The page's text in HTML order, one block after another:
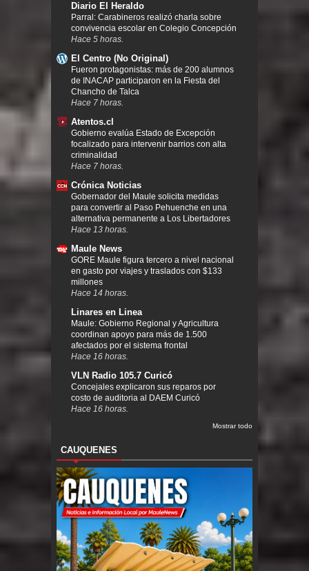
Diario El Heraldo
Parral: Carabineros realizó charla sobre
convivencia escolar en Colegio Concepción
Hace 5 horas.
El Centro (No Original)
Fueron protagonistas: más de 200 alumnos
de INACAP participaron en la Fiesta del
Chancho de Talca
Hace 7 horas.
Atentos.cl
Gobierno evalúa Estado de Excepción
focalizado para intervenir barrios con alta
criminalidad
Hace 7 horas.
Crónica Noticias
Gobernador del Maule solicita medidas
para convertir al Paso Pehuenche en una
alternativa permanente a Los Libertadores
Hace 13 horas.
Maule News
GORE Maule figura tercero a nivel nacional
en gasto por viajes y traslados con $133
millones
Hace 14 horas.
Linares en Linea
Maule: Gobierno Regional y Agricultura
coordinan apoyo para más de 1.500
afectados por el sistema frontal
Hace 16 horas.
VLN Radio 105.7 Curicó
Concejales explicaron sus reparos por
costo de auditoria al DAEM Curicó
Hace 16 horas.
Mostrar todo
CAUQUENES